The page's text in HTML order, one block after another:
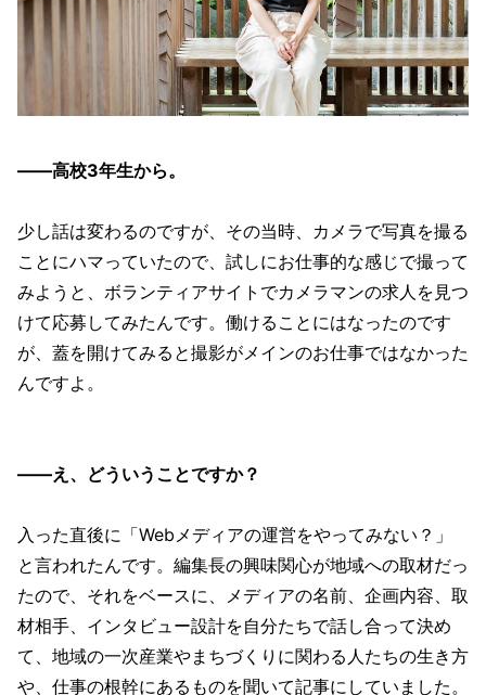
——高校3年生から。
少し話は変わるのですが、その当時、カメラで写真を撮る
ことにハマっていたので、試しにお仕事的な感じで撮って
みようと、ボランティアサイトでカメラマンの求人を見つ
けて応募してみたんです。働けることにはなったのです
が、蓋を開けてみると撮影がメインのお仕事ではなかった
んですよ。
——え、どういうことですか？
入った直後に「Webメディアの運営をやってみない？」
と言われたんです。編集長の興味関心が地域への取材だっ
たので、それをベースに、メディアの名前、企画内容、取
材相手、インタビュー設計を自分たちで話し合って決め
て、地域の一次産業やまちづくりに関わる人たちの生き方
や、仕事の根幹にあるものを聞いて記事にしていました。